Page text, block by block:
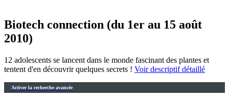
Biotech connection (du 1er au 15 août
2010)
12 adolescents se lancent dans le monde fascinant des plantes et
tentent d'en découvrir quelques secrets ! Voir descriptif détaillé
Activer la recherche avancée